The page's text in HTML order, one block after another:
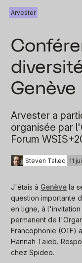
Arvester
Genève
Arvester a
organisée par
Forum
Steven Tallec 11
J'étais à Genève la
question importante
en ligne, à
permanent de
Francophonie (OIF)
Hannah Taïeb,
chez Spideo.